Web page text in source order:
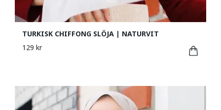
TURKISK CHIFFONG SLÖJA | NATURVIT
129 kr